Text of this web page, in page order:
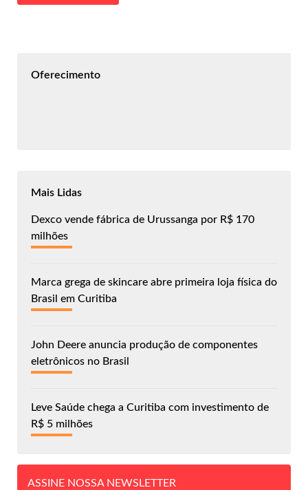
Oferecimento
Mais Lidas
Dexco vende fábrica de Urussanga por R$ 170
milhões
Marca grega de skincare abre primeira loja física do
Brasil em Curitiba
John Deere anuncia produção de componentes
eletrônicos no Brasil
Leve Saúde chega a Curitiba com investimento de
R$ 5 milhões
ASSINE NOSSA NEWSLETTER